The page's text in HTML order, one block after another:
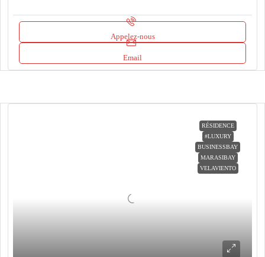
Appelez-nous
Email
RÉSIDENCE
#LUXURY
BUSINESSBAY
MARASIBAY
VELAVIENTO